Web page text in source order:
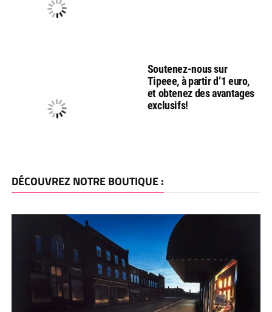
Soutenez-nous sur
Tipeee, à partir d’1 euro,
et obtenez des avantages
exclusifs!
DÉCOUVREZ NOTRE BOUTIQUE :